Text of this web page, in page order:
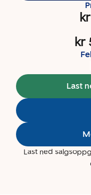
kr
Last
Last ned